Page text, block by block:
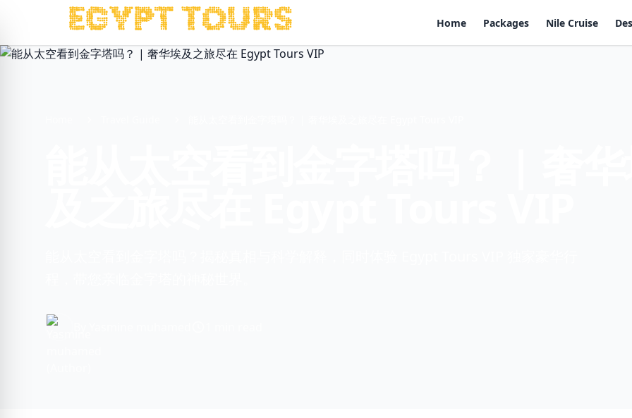
Home Packages Nile Cruise